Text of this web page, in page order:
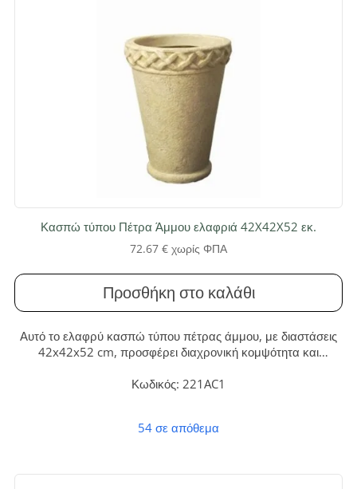
Κασπώ τύπου Πέτρα Άμμου ελαφριά 42X42X52 εκ.
72.67 € χωρίς ΦΠΑ
Προσθήκη στο καλάθι
Αυτό το ελαφρύ κασπώ τύπου πέτρας άμμου, με διαστάσεις
42x42x52 cm, προσφέρει διαχρονική κομψότητα και
χαρίζει φυσική αισθητική σε εσωτερικούς και εξωτερικούς
Κωδικός: 221AC1
54 σε απόθεμα